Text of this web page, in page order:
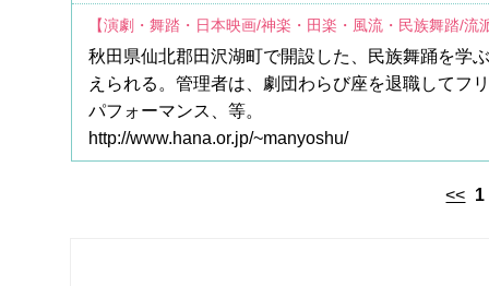
【演劇・舞踏・日本映画/神楽・田楽・風流・民族舞踏/流
秋田県仙北郡田沢湖町で開設した、民族舞踊を学
えられる。管理者は、劇団わらび座を退職してフ
パフォーマンス、等。
http://www.hana.or.jp/~manyoshu/
<< 1